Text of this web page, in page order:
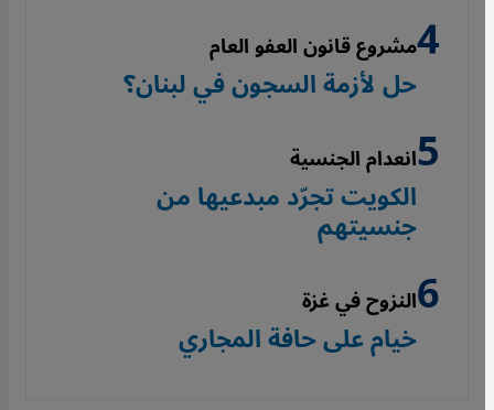
مشروع قانون العفو العام
حل لأزمة السجون في لبنان؟
انعدام الجنسية
الكويت تجرّد مبدعيها من
جنسيتهم
النزوح في غزة
خيام على حافة المجاري